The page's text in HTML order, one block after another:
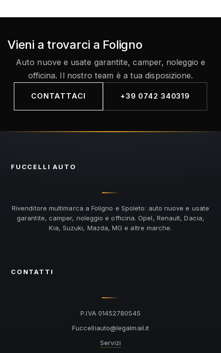
Vieni a trovarci a Foligno
Auto nuove e usate garantite, camper, noleggio e
officina. Il nostro team è a tua disposizione.
CONTATTACI +39 0742 340319
FUCCELLI AUTO
Rivenditore multimarca a Foligno e Spoleto: auto nuove e usate
garantite, camper, noleggio e officina. Opel, Renault, Dacia,
Kia, Suzuki, Mazda, MG e altre marche.
CONTATTI
P.IVA 01452780545
ti.liamlagel
@otuailleccuF
Servizi